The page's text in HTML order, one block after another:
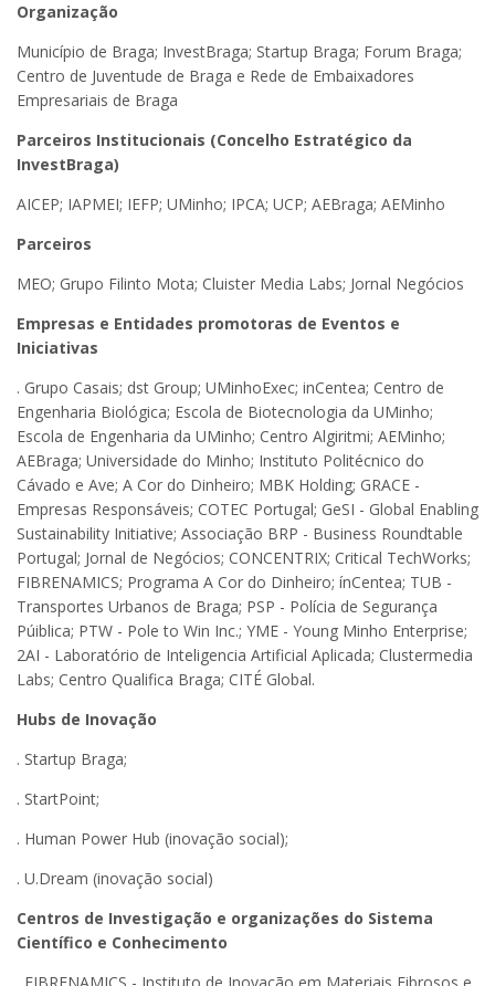
Organização
Município de Braga; InvestBraga; Startup Braga; Forum Braga;
Centro de Juventude de Braga e Rede de Embaixadores
Empresariais de Braga
Parceiros Institucionais (Concelho Estratégico da
InvestBraga)
AICEP; IAPMEI; IEFP; UMinho; IPCA; UCP; AEBraga; AEMinho
Parceiros
MEO; Grupo Filinto Mota; Cluister Media Labs; Jornal Negócios
Empresas e Entidades promotoras de Eventos e
Iniciativas
. Grupo Casais; dst Group; UMinhoExec; inCentea; Centro de
Engenharia Biológica; Escola de Biotecnologia da UMinho;
Escola de Engenharia da UMinho; Centro Algiritmi; AEMinho;
AEBraga; Universidade do Minho; Instituto Politécnico do
Cávado e Ave; A Cor do Dinheiro; MBK Holding; GRACE -
Empresas Responsáveis; COTEC Portugal; GeSI - Global Enabling
Sustainability Initiative; Associação BRP - Business Roundtable
Portugal; Jornal de Negócios; CONCENTRIX; Critical TechWorks;
FIBRENAMICS; Programa A Cor do Dinheiro; ínCentea; TUB -
Transportes Urbanos de Braga; PSP - Polícia de Segurança
Púiblica; PTW - Pole to Win Inc.; YME - Young Minho Enterprise;
2AI - Laboratório de Inteligencia Artificial Aplicada; Clustermedia
Labs; Centro Qualifica Braga; CITÉ Global.
Hubs de Inovação
. Startup Braga;
. StartPoint;
. Human Power Hub (inovação social);
. U.Dream (inovação social)
Centros de Investigação e organizações do Sistema
Científico e Conhecimento